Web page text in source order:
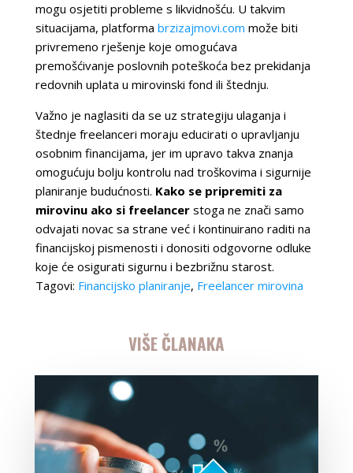
mogu osjetiti probleme s likvidnošću. U takvim
situacijama, platforma brzizajmovi.com može biti
privremeno rješenje koje omogućava
premošćivanje poslovnih poteškoća bez prekidanja
redovnih uplata u mirovinski fond ili štednju.
Važno je naglasiti da se uz strategiju ulaganja i
štednje freelanceri moraju educirati o upravljanju
osobnim financijama, jer im upravo takva znanja
omogućuju bolju kontrolu nad troškovima i sigurnije
planiranje budućnosti. Kako se pripremiti za
mirovinu ako si freelancerstoga ne znači samo
odvajati novac sa strane već i kontinuirano raditi na
financijskoj pismenosti i donositi odgovorne odluke
koje će osigurati sigurnu i bezbrižnu starost.
Tagovi: Financijsko planiranje, Freelancer mirovina
VIŠE ČLANAKA